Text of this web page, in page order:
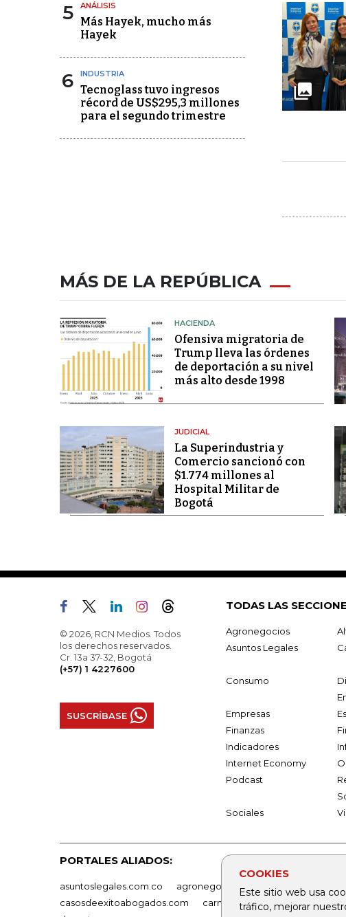
COOKIES
Este sitio web usa
tráfico, mejorar
5 ANÁLISIS
Más Hayek, mucho más
Hayek
6 INDUSTRIA
Tecnoglass tuvo ingresos
récord de US$295,3 millones
para el segundo trimestre
MÁS DE LA REPÚBLICA
HACIENDA
Ofensiva migratoria de
Trump lleva las órdenes
de deportación a su nivel
más alto desde 1998
JUDICIAL
La Superindustria y
Comercio sancionó con
$1.774 millones al
Hospital Militar de
Bogotá
© 2026, RCN Medios. Todos
los derechos reservados.
Cr. 13a 37-32, Bogotá
(+57) 1 4227600
SUSCRÍBASE
TODAS LAS
Agronegocios
Asuntos Legales
Consumo
Empresas
Finanzas
Indicadores
Internet Economy
Podcast
Sociales
PORTALES ALIADOS:
asuntoslegales.com.co agronegocios.co
casosdeexitoabogados.com
carnavalindustriacultural.com